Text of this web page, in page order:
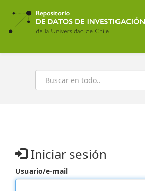
Ir
contenido
principal
Buscar
Iniciar sesión
Usuario/e-mail